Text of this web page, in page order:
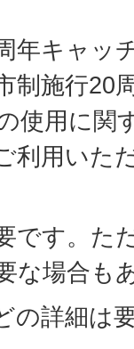
年キャッ
制施行20
使用に関
利用いた
です。た
な場合も
の詳細は